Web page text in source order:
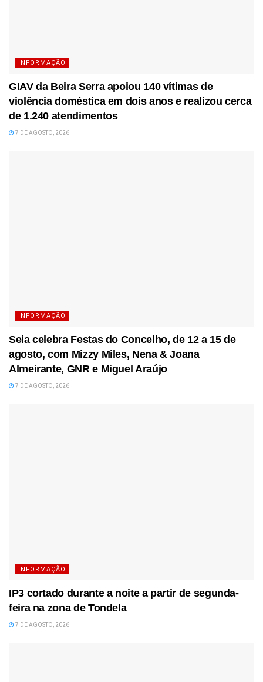
INFORMAÇÃO
GIAV da Beira Serra apoiou 140 vítimas de
violência doméstica em dois anos e realizou cerca
de 1.240 atendimentos
7 DE AGOSTO, 2026
INFORMAÇÃO
Seia celebra Festas do Concelho, de 12 a 15 de
agosto, com Mizzy Miles, Nena & Joana
Almeirante, GNR e Miguel Araújo
7 DE AGOSTO, 2026
INFORMAÇÃO
IP3 cortado durante a noite a partir de segunda-
feira na zona de Tondela
7 DE AGOSTO, 2026